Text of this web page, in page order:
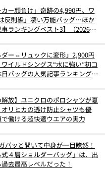
ー顔負け」奇跡の4,990円、ワ
反則級」凄い万能バッグ…ほか
事ランキングベスト3】（2026年
ー⇔リュックに変形」2,900円
イルドシングス“水に強い”初コ
バッグの人気記事ランキングベ
解放】ユニクロのポロシャツが夏
リヒカの透け防止シャツも優
働ける超快適ウエアの実力
バッと開いて中身が一目瞭然！
４層ショルダーバッグ」は、出
去最高レベルだった！